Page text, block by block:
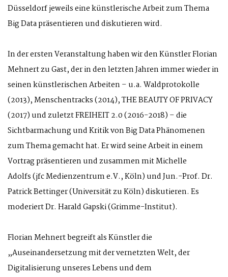
Düsseldorf jeweils eine künstlerische Arbeit zum Thema
Big Data präsentieren und diskutieren wird.
In der ersten Veranstaltung haben wir den Künstler Florian
Mehnert zu Gast, der in den letzten Jahren immer wieder in
seinen künstlerischen Arbeiten – u.a. Waldprotokolle
(2013), Menschentracks (2014), THE BEAUTY OF PRIVACY
(2017) und zuletzt FREIHEIT 2.0 (2016-2018) – die
Sichtbarmachung und Kritik von Big Data Phänomenen
zum Thema gemacht hat. Er wird seine Arbeit in einem
Vortrag präsentieren und zusammen mit Michelle
Adolfs (jfc Medienzentrum e.V., Köln) und Jun.-Prof. Dr.
Patrick Bettinger (Universität zu Köln) diskutieren. Es
moderiert Dr. Harald Gapski (Grimme-Institut).
Florian Mehnert begreift als Künstler die
„Auseinandersetzung mit der vernetzten Welt, der
Digitalisierung unseres Lebens und dem